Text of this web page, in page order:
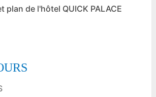
plan de l'hôtel QUICK PALACE